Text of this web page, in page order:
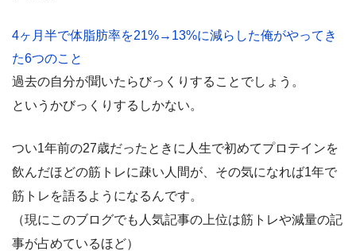
4ヶ月半で体脂肪率を21%→13%に減らした俺がやってき
た6つのこと
過去の自分が聞いたらびっくりすることでしょう。
というかびっくりするしかない。
つい1年前の27歳だったときに人生で初めてプロテインを
飲んだほどの筋トレに疎い人間が、その気になれば1年で
筋トレを語るようになるんです。
（現にこのブログでも人気記事の上位は筋トレや減量の記
事が占めているほど）